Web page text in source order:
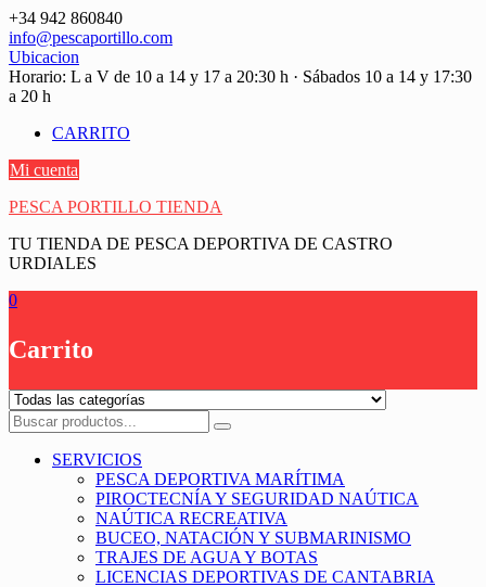
Saltar
contenido
+34 942 860840
info@pescaportillo.com
Ubicacion
Horario: L a V de 10 a 14 y 17 a 20:30 h · Sábados 10 a 14 y 17:30
a 20 h
CARRITO
Mi cuenta
PESCA PORTILLO TIENDA
TU TIENDA DE PESCA DEPORTIVA DE CASTRO
URDIALES
0
Carrito
SERVICIOS
PESCA DEPORTIVA MARÍTIMA
PIROCTECNÍA Y SEGURIDAD NAÚTICA
NAÚTICA RECREATIVA
BUCEO, NATACIÓN Y SUBMARINISMO
TRAJES DE AGUA Y BOTAS
LICENCIAS DEPORTIVAS DE CANTABRIA